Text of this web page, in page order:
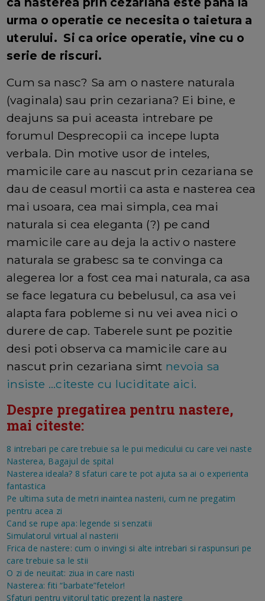
urma o operatie ce necesita o taietura a
uterului. Si ca orice operatie, vine cu o
serie de riscuri.
Cum sa nasc? Sa am o nastere naturala
(vaginala) sau prin cezariana? Ei bine, e
deajuns sa pui aceasta intrebare pe
forumul Desprecopii ca incepe lupta
verbala. Din motive usor de inteles,
mamicile care au nascut prin cezariana se
dau de ceasul mortii ca asta e nasterea cea
mai usoara, cea mai simpla, cea mai
naturala si cea eleganta (?) pe cand
mamicile care au deja la activ o nastere
naturala se grabesc sa te convinga ca
alegerea lor a fost cea mai naturala, ca asa
se face legatura cu bebelusul, ca asa vei
alapta fara pobleme si nu vei avea nici o
durere de cap. Taberele sunt pe pozitie
desi poti observa ca mamicile care au
nascut prin cezariana simt nevoia sa
insiste ...citeste cu luciditate aici.
Despre pregatirea pentru nastere,
mai citeste:
8 intrebari pe care trebuie sa le pui medicului cu care vei naste
Nasterea, Bagajul de spital
Nasterea ideala? 8 sfaturi care te pot ajuta sa ai o experienta
fantastica
Pe ultima suta de metri inaintea nasterii, cum ne pregatim
pentru acea zi
Cand se rupe apa: legende si senzatii
Simulatorul virtual al nasterii
Frica de nastere: cum o invingi si alte intrebari si raspunsuri pe
care trebuie sa le stii
O zi de neuitat: ziua in care nasti
Nasterea: fiti “barbate”fetelor!
Sfaturi pentru viitorul tatic prezent la nastere